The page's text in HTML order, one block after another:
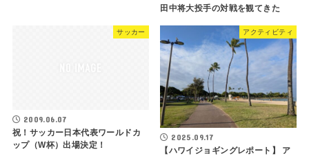
田中将大投手の対戦を観てきた
サッカー
2009.06.07
祝！サッカー日本代表ワールドカ
ップ（W杯）出場決定！
アクティビティ
2025.09.17
【ハワイジョギングレポート】 ア